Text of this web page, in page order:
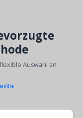
Auswahl an
Mollie